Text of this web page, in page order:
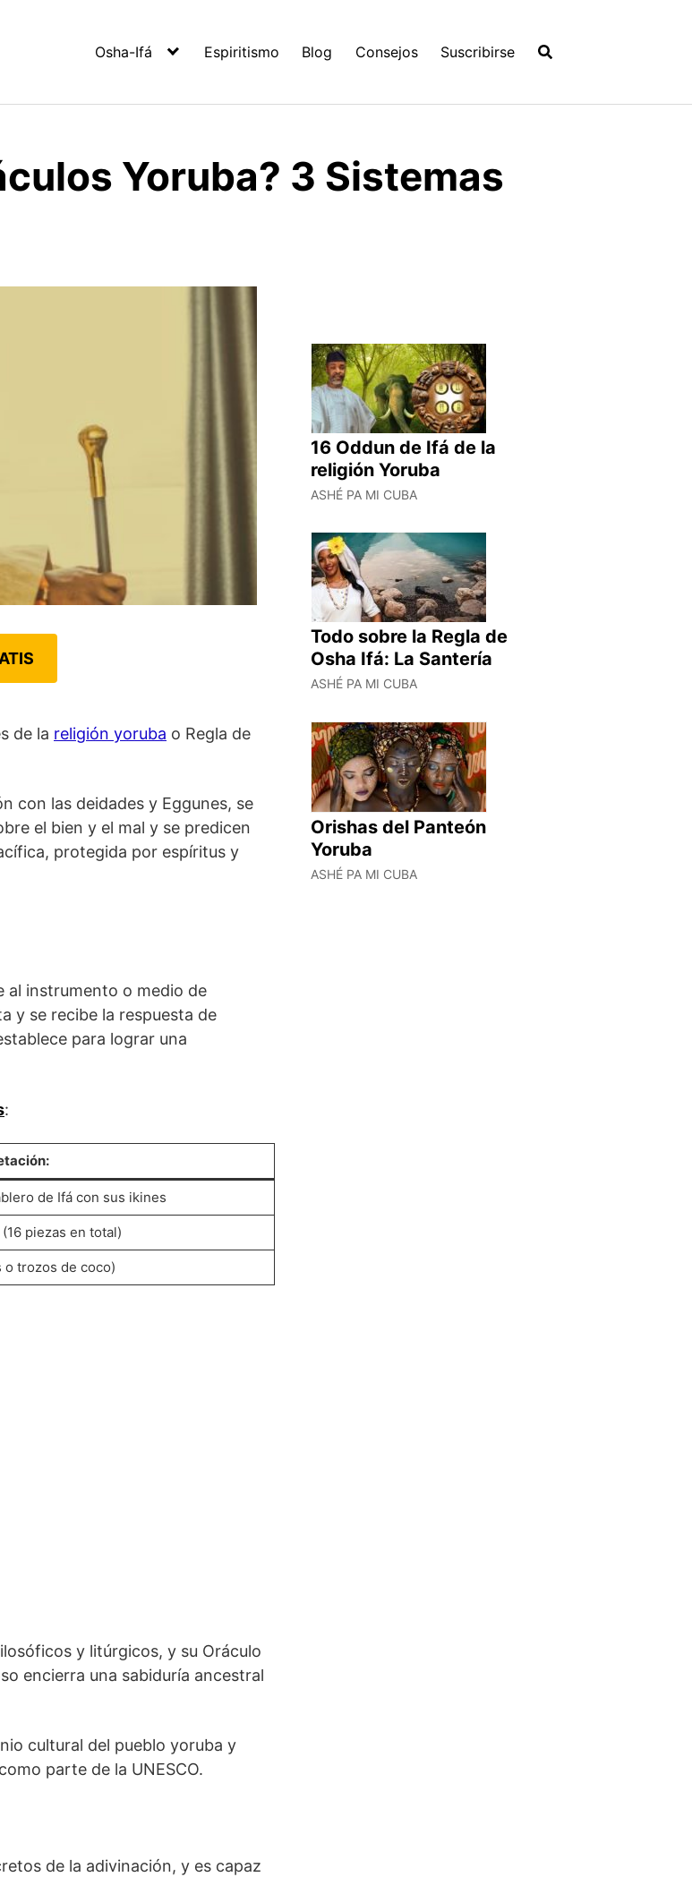
Osha-Ifá Espiritismo Blog Consejos Suscribirse
Yoruba? 3 Sistemas
de la religión yoruba o Regla de
con las deidades y Eggunes, se
el bien y el mal y se predicen
protegida por espíritus y
al instrumento o medio de
y se recibe la respuesta de
para lograr una
:
de Ifá con sus ikines
piezas en total)
o trozos de coco)
y litúrgicos, y su Oráculo
encierra una sabiduría ancestral
cultural del pueblo yoruba y
parte de la UNESCO.
de la adivinación, y es capaz
16 Oddun de Ifá de la
religión Yoruba
ASHÉ PA MI CUBA
Todo sobre la Regla de
Osha Ifá: La Santería
ASHÉ PA MI CUBA
Orishas del Panteón
Yoruba
ASHÉ PA MI CUBA